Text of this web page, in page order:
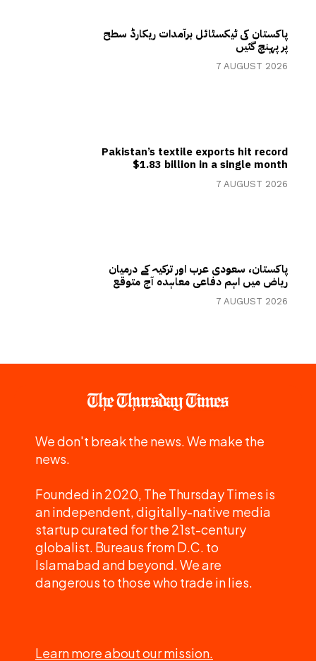
پاکستان کی ٹیکسٹائل برآمدات ریکارڈ سطح
پر پہنچ گئیں
7 AUGUST 2026
Pakistan’s textile exports hit record
$1.83 billion in a single month
7 AUGUST 2026
پاکستان، سعودی عرب اور ترکیہ کے درمیان
ریاض میں اہم دفاعی معاہدہ آج متوقع
7 AUGUST 2026
We don't break the news. We make the
news.
Founded in 2020, The Thursday Times is
an independent, digitally-native media
startup curated for the 21st-century
globalist. Bureaus from D.C. to
Islamabad and beyond. We are
dangerous to those who trade in lies.
Learn more about our mission.